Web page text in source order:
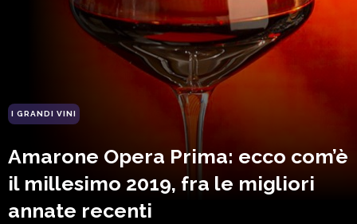
I GRANDI VINI
Amarone Opera Prima: ecco com’è
il millesimo 2019, fra le migliori
annate recenti